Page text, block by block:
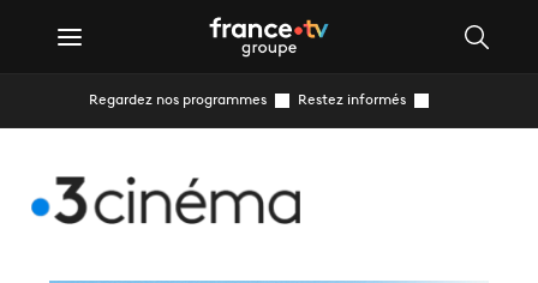
Regardez nos programmes Restez informés